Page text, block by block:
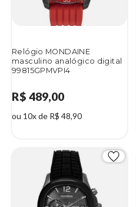
Relógio MONDAINE
masculino analógico digital
99815GPMVPI4
R$ 489,00
ou 10x de R$ 48,90